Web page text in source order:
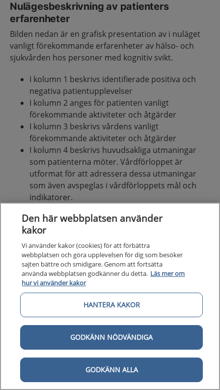
Nulägesbeskrivning av patienters
erfarenheter
Bilden nedan är en grafisk presentation av i nuläget
vanligt förekommande erfarenheter av hälso- och
sjukvården hos personer med kognitiv svikt.
I kolumn 1 beskrivs identifierade positiva och
negativa patientupplevelser
I kolumn 2 anges för patienten vanligt
förekommande aktiviteter och åtgärder
I kolumn 3 beskrivs vårdens vanligt
förekommande aktiviteter och åtgärder
I kolumn 4 beskrivs huvudsakliga utmaningar
som patienterna möter. Vårdförloppet är
utformat för att adressera dessa utmaningar
som även avspeglas i vårdförloppets mål och
indikatorer.
Den här webbplatsen använder
kakor
Vi använder kakor (cookies) för att förbättra
webbplatsen och göra upplevelsen för dig som besöker
sajten bättre och smidigare. Genom att fortsätta
använda webbplatsen godkänner du detta. Läs mer om
hur vi använder kakor
HANTERA KAKOR
GODKÄNN NÖDVÄNDIGA
GODKÄNN ALLA